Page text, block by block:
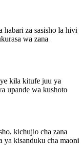
habari za sasisho la hivi
wa zana
kila kitufe juu ya
upande wa kushoto
kichujio cha zana
ya kisanduku cha maoni